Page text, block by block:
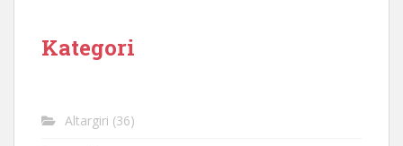
Kategori
Altargiri (36)